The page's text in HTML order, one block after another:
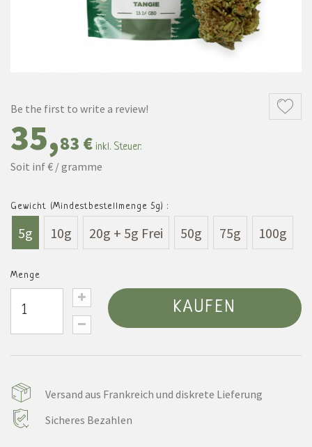
Be the first to write a review!
35,83 € inkl. Steuer.
Soit inf € / gramme
Gewicht (Mindestbestellmenge 5g) :
5g 10g 20g + 5g Frei 50g 75g 100g
Menge
KAUFEN
Versand aus Frankreich und diskrete Lieferung
Sicheres Bezahlen